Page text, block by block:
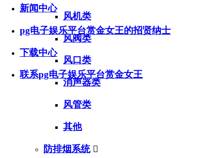
新闻中心
pg电子娱乐平台赏金女王的招贤纳士
下载中心
联系pg电子娱乐平台赏金女王
风机类
风阀类
风口类
消声器类
风管类
其他
防排烟系统 